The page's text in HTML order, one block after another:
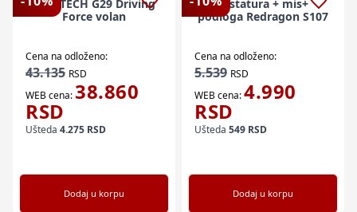
LOGITECH G29 Driving
Force volan
Cena na odloženo:
43.135 RSD
WEB cena:38.860
RSD
Ušteda 4.275 RSD
Dodaj u korpu
Tastatura + mis+
podloga Redragon S107
Cena na odloženo:
5.539 RSD
WEB cena:4.990
RSD
Ušteda 549 RSD
Dodaj u korpu